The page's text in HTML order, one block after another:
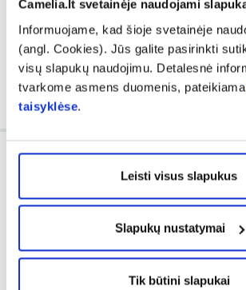
Camelia.lt svetainėje naudojami
Informuojame, kad šioje svetainėje
(angl. Cookies). Jūs galite pasirinkti
visų slapukų naudojimu. Detalesnė
tvarkome asmens duomenis, pateikiama
taisyklėse.
Leisti visus slapukus
Slapukų nustatymai
Tik būtini slapukai
11,98 €
% PAPILDOMA NUOLAIDA
Į krepšelį
Dažnai perkama kartu